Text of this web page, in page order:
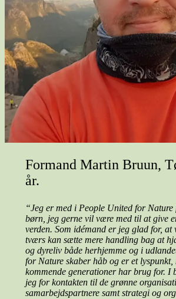
Formand Martin Bruun,
år.
“Jeg er med i People United for
børn, jeg gerne vil være med til at give
verden. Som idémand er jeg glad for, at
tværs kan sætte mere handling bag at
og dyreliv både herhjemme og i
for Nature skaber håb og er et lyspunkt,
kommende generationer har brug for. I
jeg for kontakten til de grønne
samarbejdspartnere samt strategi og